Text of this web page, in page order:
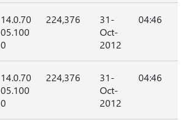
14.0.70
05.100
0
224,376
31-
Oct-
2012
04:46
14.0.70
05.100
0
224,376
31-
Oct-
2012
04:46